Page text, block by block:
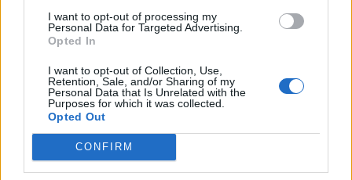
I want to opt-out of processing my
Personal Data for Targeted Advertising.
Opted In
I want to opt-out of Collection, Use,
Retention, Sale, and/or Sharing of my
Personal Data that Is Unrelated with the
Purposes for which it was collected.
Opted Out
CONFIRM
Arată rezultatele
Arhiva sondajelor